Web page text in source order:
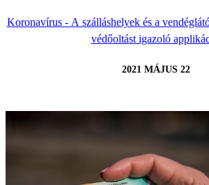
Koronavírus - A szálláshelyek és a
védőoltást igazoló
2021 MÁJUS 22